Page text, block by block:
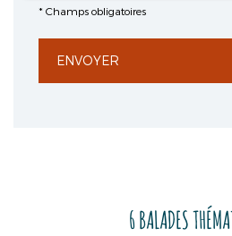
* Champs obligatoires
6 BALADES